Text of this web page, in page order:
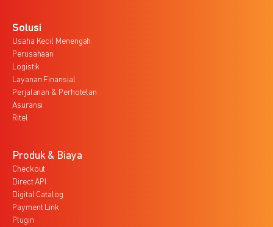
Solusi
Usaha Kecil Menengah
Perusahaan
Logistik
Layanan Finansial
Perjalanan & Perhotelan
Asuransi
Ritel
Produk & Biaya
Checkout
Direct API
Digital Catalog
Payment Link
Plugin